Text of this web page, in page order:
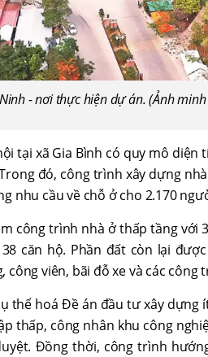
- nơi thực hiện dự án. (Ảnh
tại xã Gia Bình có quy mô diện
đó, công trình xây dựng
nhu cầu về chỗ ở cho 2.170
công trình nhà ở thấp tầng với
căn hộ. Phần đất còn lại
công viên, bãi đỗ xe và các công
thể hoá Đề án đầu tư xây dựng
thấp, công nhân khu công
Đồng thời, công trình